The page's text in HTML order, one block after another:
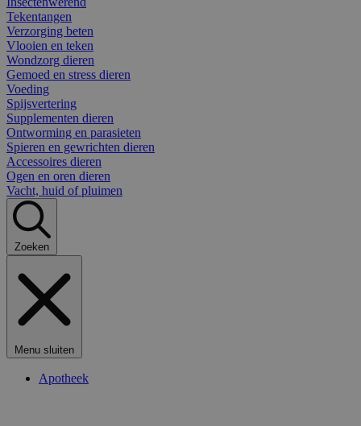
Tekentangen
Verzorging beten
Vlooien en teken
Wondzorg dieren
Gemoed en stress dieren
Voeding
Spijsvertering
Supplementen dieren
Ontworming en parasieten
Spieren en gewrichten dieren
Accessoires dieren
Ogen en oren dieren
Vacht, huid of pluimen
Zoeken
Menu sluiten
Apotheek